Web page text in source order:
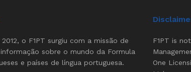
o F1PT surgiu com a missão de
sobre o mundo da Formula
e países de língua portuguesa.
F1PT is
One